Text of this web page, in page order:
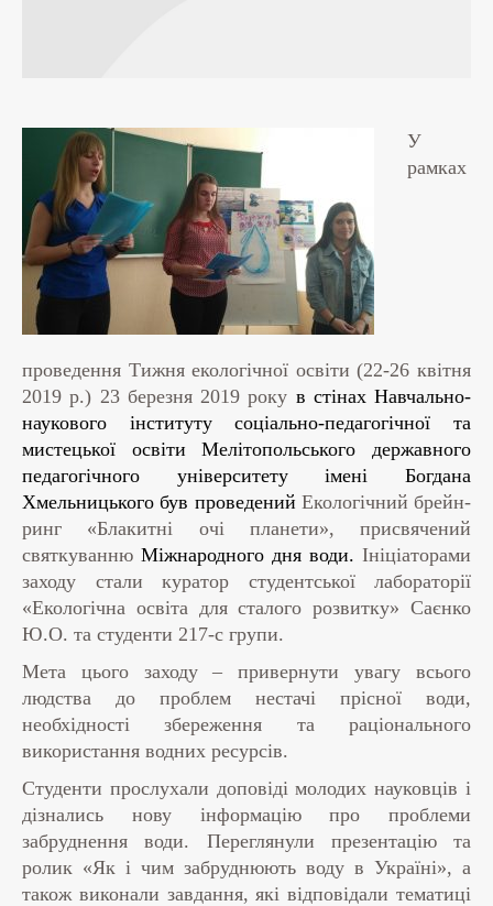
У
рамках
проведення Тижня екологічної освіти (22-26 квітня
2019 р.) 23 березня 2019 року в стінах Навчально-
наукового інституту соціально-педагогічної та
мистецької освіти Мелітопольського державного
педагогічного університету імені Богдана
Хмельницького був проведений Екологічний брейн-
ринг «Блакитні очі планети», присвячений
святкуванню Міжнародного дня води. Ініціаторами
заходу стали куратор студентської лабораторії
«Екологічна освіта для сталого розвитку» Саєнко
Ю.О. та студенти 217-с групи.
Мета цього заходу – привернути увагу всього
людства до проблем нестачі прісної води,
необхідності збереження та раціонального
використання водних ресурсів.
Студенти прослухали доповіді молодих науковців і
дізнались нову інформацію про проблеми
забруднення води. Переглянули презентацію та
ролик «Як і чим забруднюють воду в Україні», а
також виконали завдання, які відповідали тематиці